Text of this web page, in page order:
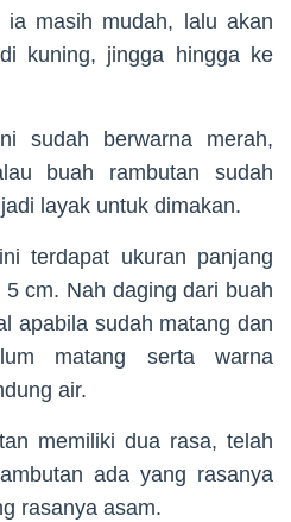
ia masih mudah, lalu akan
kuning, jingga hingga ke
sudah berwarna merah,
buah rambutan sudah
layak untuk dimakan.
terdapat ukuran panjang
cm. Nah daging dari buah
apabila sudah matang dan
matang serta warna
air.
memiliki dua rasa, telah
ada yang rasanya
rasanya asam.